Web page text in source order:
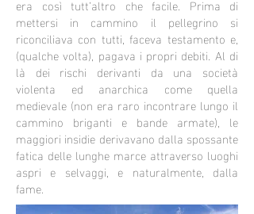
era così tutt’altro che facile. Prima di
mettersi in cammino il pellegrino si
riconciliava con tutti, faceva testamento e,
(qualche volta), pagava i propri debiti. Al di
là dei rischi derivanti da una società
violenta ed anarchica come quella
medievale (non era raro incontrare lungo il
cammino briganti e bande armate), le
maggiori insidie derivavano dalla spossante
fatica delle lunghe marce attraverso luoghi
aspri e selvaggi, e naturalmente, dalla
fame.